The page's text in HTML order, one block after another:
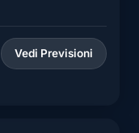
Vedi Previsioni